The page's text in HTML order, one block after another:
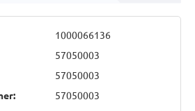
1000066136
57050003
57050003
57050003